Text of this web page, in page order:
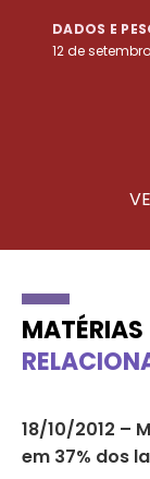
DADOS E
12 de
MATÉRIAS
18/10/2012 –
em 37% dos